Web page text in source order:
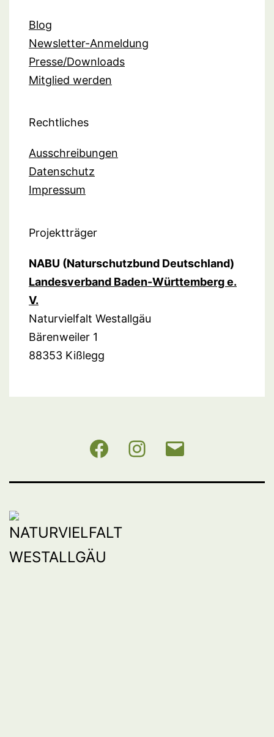
Blog
Newsletter-Anmeldung
Presse/Downloads
Mitglied werden
Rechtliches
Ausschreibungen
Datenschutz
Impressum
Projektträger
NABU (Naturschutzbund Deutschland)
Landesverband Baden-Württemberg e.
V.
Naturvielfalt Westallgäu
Bärenweiler 1
88353 Kißlegg
NABU Instagram